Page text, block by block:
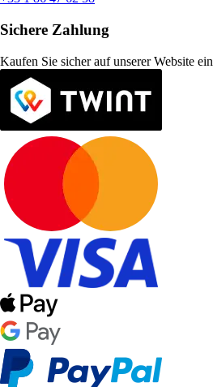
Sichere Zahlung
Kaufen Sie sicher auf unserer Website ein